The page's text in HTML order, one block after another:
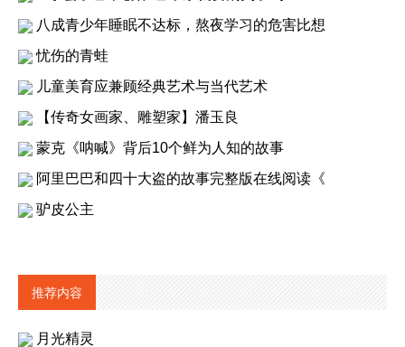
八成青少年睡眠不达标，熬夜学习的危害比想
忧伤的青蛙
儿童美育应兼顾经典艺术与当代艺术
【传奇女画家、雕塑家】潘玉良
蒙克《呐喊》背后10个鲜为人知的故事
阿里巴巴和四十大盗的故事完整版在线阅读《
驴皮公主
推荐内容
月光精灵